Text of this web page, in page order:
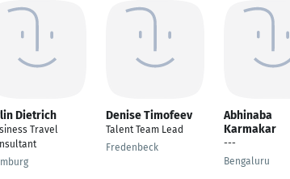
Dietrich
Travel
Denise Timofeev
Talent Team Lead
Fredenbeck
Abhinaba
Karmakar
---
Bengaluru